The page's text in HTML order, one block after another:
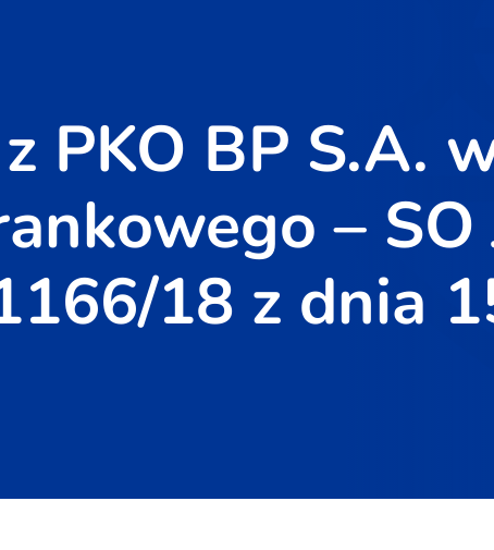
PKO BP S.A.
– SO
18 z dnia